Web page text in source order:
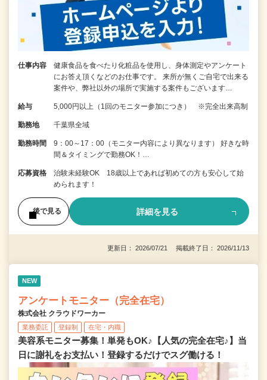
仕事内容
健康食品を食べたり化粧品を使用し、身体測定やアンケート
にお答え頂くなどのお仕事です。 来所が無くご自宅で出来る
案件や、弊社以外の場所で実施する案件もございます…
給与 5,000円以上（1回のモニター参加につき） ※完全出来高制
勤務地 千葉県全域
勤務時間
9：00～17：00（モニター内容により異なります） 好きな時
間＆タイミングで勤務OK！…
応募資格
治験未経験OK 18歳以上であれば初めての方も安心して始
められます！
後で見る 詳細を見る
更新日： 2026/07/21 掲載終了日： 2026/11/13
NEW
アンケートモニター（完全在宅）
株式会社 クラウドワーカー
業務委託 登録制 在宅・内職
美容系モニター募集！単発もOK♪【人気の完全在宅♪】当
日に謝礼をお支払い！登録するだけでスグ働ける！